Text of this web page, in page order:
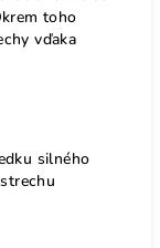
toho
vďaka
silného